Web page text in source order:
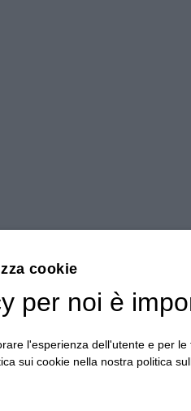
cookie
per noi è
l'esperienza dell'utente e per
sui cookie nella nostra politica